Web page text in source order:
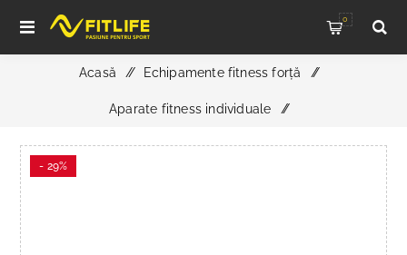
0
Acasă / Echipamente fitness forță /
Aparate fitness individuale /
Aparat V Squat SH-G6913,SHUA
- 29%